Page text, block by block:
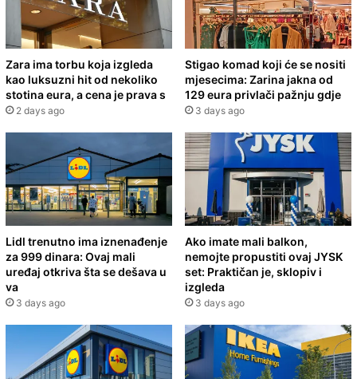
Zara ima torbu koja izgleda
kao luksuzni hit od nekoliko
stotina eura, a cena je prava s
2 days ago
Stigao komad koji će se nositi
mjesecima: Zarina jakna od
129 eura privlači pažnju gdje
3 days ago
Lidl trenutno ima iznenađenje
za 999 dinara: Ovaj mali
uređaj otkriva šta se dešava u
va
3 days ago
Ako imate mali balkon,
nemojte propustiti ovaj JYSK
set: Praktičan je, sklopiv i
izgleda
3 days ago